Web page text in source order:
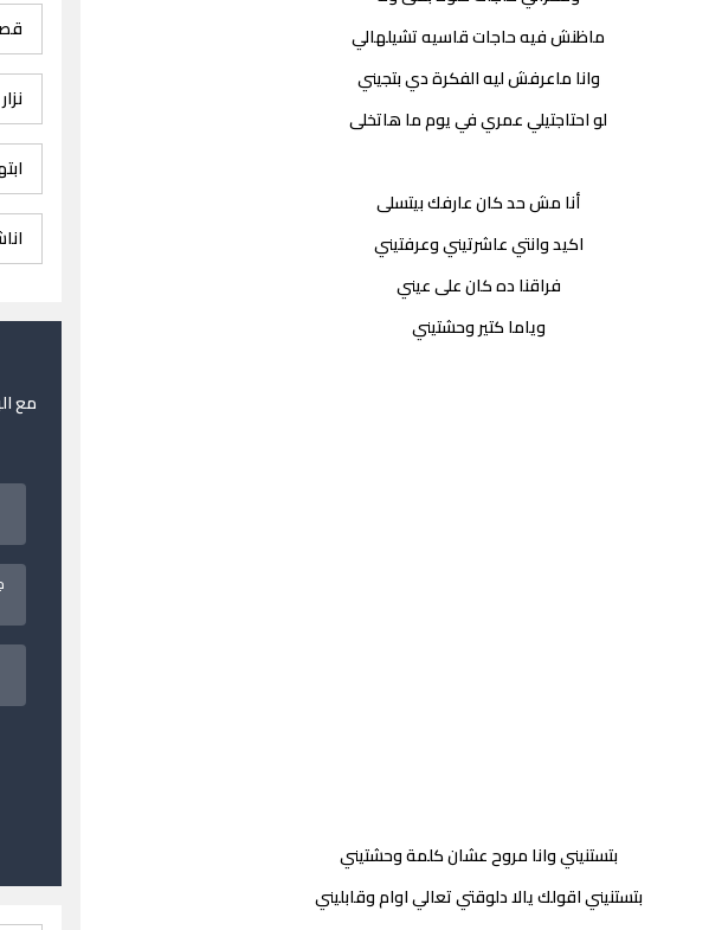
ماظنش فيه حاجات قاسيه تشيلهالي
وانا ماعرفش ليه الفكرة دي بتجيني
لو احتاجتيلي عمري في يوم ما هاتخلى
أنا مش حد كان عارفك بيتسلى
اكيد وانتي عاشرتيني وعرفتيني
فراقنا ده كان على عيني
وياما كتير وحشتيني
بتستنيني وانا مروح عشان كلمة وحشتيني
بتستنيني اقولك يالا دلوقتي تعالي اوام وقابليني
مع